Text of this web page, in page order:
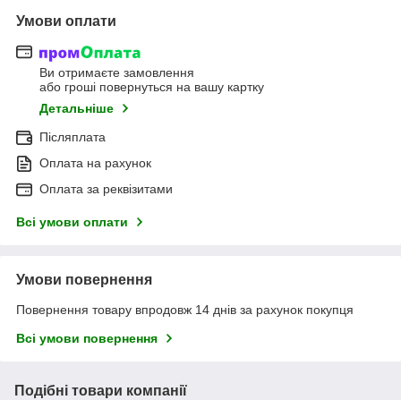
Умови оплати
Ви отримаєте замовлення
або гроші повернуться на вашу картку
Детальніше
Післяплата
Оплата на рахунок
Оплата за реквізитами
Всі умови оплати
Умови повернення
Повернення товару впродовж 14 днів за рахунок покупця
Всі умови повернення
Подібні товари компанії